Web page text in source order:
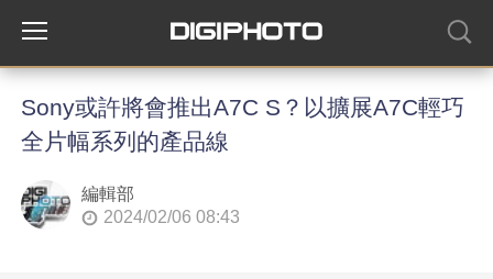
Sony或許將會推出A7C S？以擴展A7C輕巧
全片幅系列的產品線
編輯部
2024/02/06 08:43